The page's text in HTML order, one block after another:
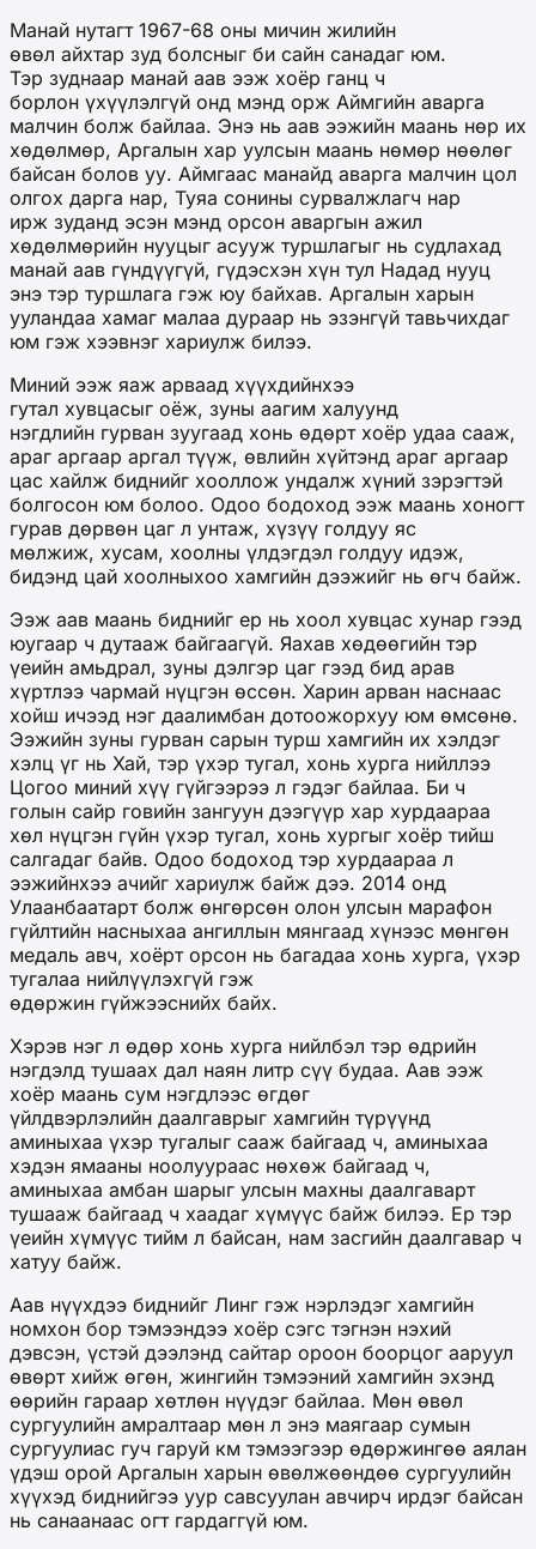
Манай нутагт 1967-68 оны мичин жилийн
өвөл айхтар зуд болсныг би сайн санадаг юм.
Тэр зуднаар манай аав ээж хоёр ганц ч
борлон үхүүлэлгүй онд мэнд орж Аймгийн аварга
малчин болж байлаа. Энэ нь аав ээжийн маань нөр их
хөдөлмөр, Аргалын хар уулсын маань нөмөр нөөлөг
байсан болов уу. Аймгаас манайд аварга малчин цол
олгох дарга нар, Туяа сонины сурвалжлагч нар
ирж зуданд эсэн мэнд орсон аваргын ажил
хөдөлмөрийн нууцыг асууж туршлагыг нь судлахад
манай аав гүндүүгүй, гүдэсхэн хүн тул Надад нууц
энэ тэр туршлага гэж юу байхав. Аргалын харын
ууландаа хамаг малаа дураар нь эзэнгүй тавьчихдаг
юм гэж хээвнэг хариулж билээ.
Миний ээж яаж арваад хүүхдийнхээ
гутал хувцасыг оёж, зуны аагим халуунд
нэгдлийн гурван зуугаад хонь өдөрт хоёр удаа сааж,
араг аргаар аргал түүж, өвлийн хүйтэнд араг аргаар
цас хайлж биднийг хооллож ундалж хүний зэрэгтэй
болгосон юм болоо. Одоо бодоход ээж маань хоногт
гурав дөрвөн цаг л унтаж, хүзүү голдуу яс
мөлжиж, хусам, хоолны үлдэгдэл голдуу идэж,
бидэнд цай хоолныхоо хамгийн дээжийг нь өгч байж.
Ээж аав маань биднийг ер нь хоол хувцас хунар гээд
юугаар ч дутааж байгаагүй. Яахав хөдөөгийн тэр
үеийн амьдрал, зуны дэлгэр цаг гээд бид арав
хүртлээ чармай нүцгэн өссөн. Харин арван наснаас
хойш ичээд нэг даалимбан дотоожорхуу юм өмсөнө.
Ээжийн зуны гурван сарын турш хамгийн их хэлдэг
хэлц үг нь Хай, тэр үхэр тугал, хонь хурга нийллээ
Цогоо миний хүү гүйгээрээ л гэдэг байлаа. Би ч
голын сайр говийн зангуун дээгүүр хар хурдаараа
хөл нүцгэн гүйн үхэр тугал, хонь хургыг хоёр тийш
салгадаг байв. Одоо бодоход тэр хурдаараа л
ээжийнхээ ачийг хариулж байж дээ. 2014 онд
Улаанбаатарт болж өнгөрсөн олон улсын марафон
гүйлтийн насныхаа ангиллын мянгаад хүнээс мөнгөн
медаль авч, хоёрт орсон нь багадаа хонь хурга, үхэр
тугалаа нийлүүлэхгүй гэж
өдөржин гүйжээснийх байх.
Хэрэв нэг л өдөр хонь хурга нийлбэл тэр өдрийн
нэгдэлд тушаах дал наян литр сүү будаа. Аав ээж
хоёр маань сум нэгдлээс өгдөг
үйлдвэрлэлийн даалгаврыг хамгийн түрүүнд
аминыхаа үхэр тугалыг сааж байгаад ч, аминыхаа
хэдэн ямааны ноолуураас нөхөж байгаад ч,
аминыхаа амбан шарыг улсын махны даалгаварт
тушааж байгаад ч хаадаг хүмүүс байж билээ. Ер тэр
үеийн хүмүүс тийм л байсан, нам засгийн даалгавар ч
хатуу байж.
Аав нүүхдээ биднийг Линг гэж нэрлэдэг хамгийн
номхон бор тэмээндээ хоёр сэгс тэгнэн нэхий
дэвсэн, үстэй дээлэнд сайтар ороон боорцог ааруул
өвөрт хийж өгөн, жингийн тэмээний хамгийн эхэнд
өөрийн гараар хөтлөн нүүдэг байлаа. Мөн өвөл
сургуулийн амралтаар мөн л энэ маягаар сумын
сургуулиас гуч гаруй км тэмээгээр өдөржингөө аялан
үдэш орой Аргалын харын өвөлжөөндөө сургуулийн
хүүхэд биднийгээ уур савсуулан авчирч ирдэг байсан
нь санаанаас огт гардаггүй юм.